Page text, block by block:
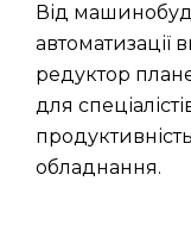
Від
автоматизації
редуктор
для
обладнання.